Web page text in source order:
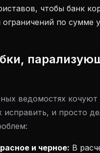
чтобы банк
ограничений по сумме
ведомостях
исправить, и просто
и черное: В